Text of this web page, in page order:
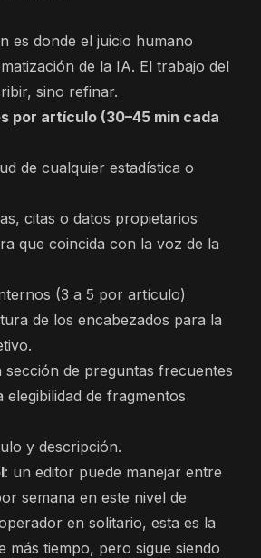
es donde el juicio humano
de la IA. El trabajo del
sino refinar.
por artículo (30–45 min cada
de cualquier estadística o
citas o datos propietarios
que coincida con la voz de la
(3 a 5 por artículo)
de los encabezados para la
sección de preguntas frecuentes
elegibilidad de fragmentos
y descripción.
: un editor puede manejar entre
semana en este nivel de
en solitario, esta es la
más tiempo, pero sigue siendo